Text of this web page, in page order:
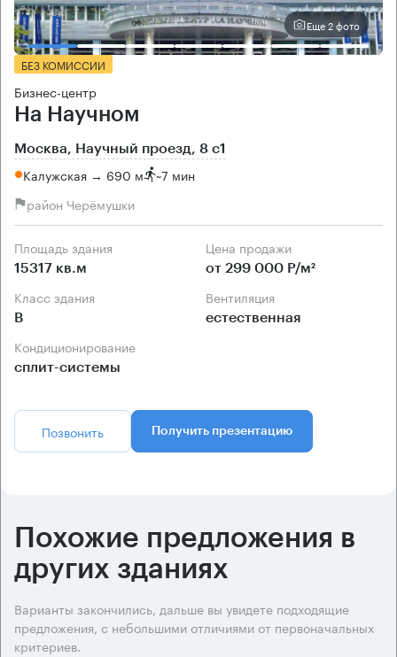
Еще 2 фото
БЕЗ КОМИССИИ
Бизнес-центр
На Научном
Москва, Научный проезд, 8 с1
Калужская → 690 м ~7 мин
район Черёмушки
Площадь здания
15317 кв.м
Цена продажи
от 299 000 Р/м²
Класс здания
B
Вентиляция
естественная
Кондиционирование
сплит-системы
Позвонить Получить презентацию
Похожие предложения в
других зданиях
Варианты закончились, дальше вы увидете подходящие
предложения, с небольшими отличиями от первоначальных
критериев.